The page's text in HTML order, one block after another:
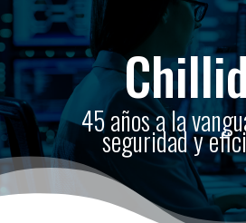
45 años a la
seguridad y